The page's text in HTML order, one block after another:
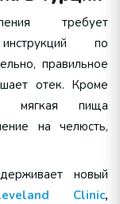
требует
по
правильное
отек. Кроме
мягкая пища
на челюсть,
новый
Clinic,